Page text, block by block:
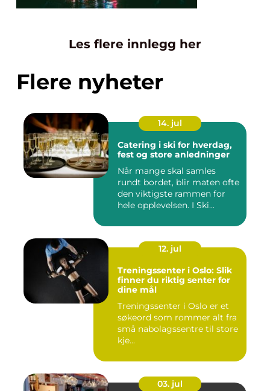
Les flere innlegg her
Flere nyheter
14. jul
Catering i ski for hverdag,
fest og store anledninger
Når mange skal samles
rundt bordet, blir maten ofte
den viktigste rammen for
hele opplevelsen. I Ski...
12. jul
Treningssenter i Oslo: Slik
finner du riktig senter for
dine mål
Treningssenter i Oslo er et
søkeord som rommer alt fra
små nabolagssentre til store
kje...
03. jul